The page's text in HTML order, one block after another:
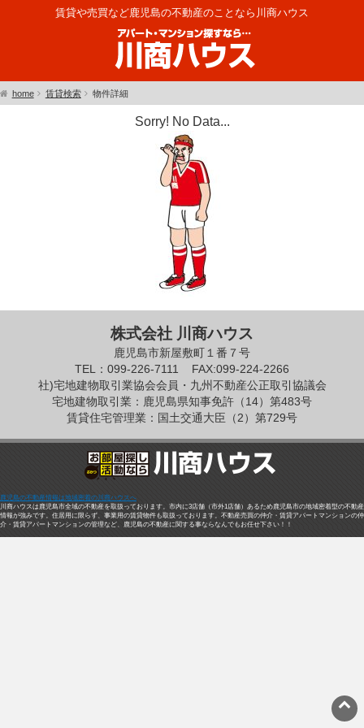
賃貸や売買など鹿児島の不動産のことなら川商ハウス
home 賃貸検索 物件詳細
Sorry! No Data...
株式会社 川商ハウス
鹿児島市新屋敷町１番７号
TEL：099-226-7111
FAX:099-224-2266
社)宅地建物取引業協会会員・九州不動産公正取引協議会
宅地建物取引業：鹿児島県知事免許（14）第483号
賃貸住宅管理業：国土交通大臣（2）第729号
鹿児島の不動産情報は地域密着の川商ハウスへ
川商ハウスは鹿児島市全域の不動産を取扱っております。市内に3店舗（市外1店舗）あるため鹿児島市の地域密着型の不動産
情報が強みです。住居用に限らず、事業用の賃貸物件も取扱っております。不動産売買の仲介・賃貸アパートマンションの仲
介・賃貸アパートマンションの管理など、鹿児島の不動産に関する事ならなんでもお任せ下さい！！